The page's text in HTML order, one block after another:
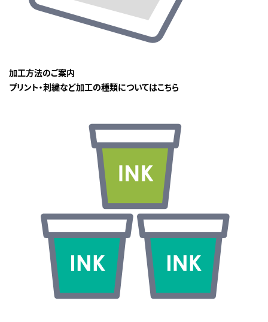
加工方法のご案内
プリント・刺繍など加工の種類についてはこちら